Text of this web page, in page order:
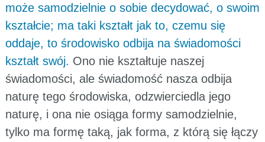
może samodzielnie o sobie decydować, o swoim
kształcie; ma taki kształt jak to, czemu się
oddaje, to środowisko odbija na świadomości
kształt swój. Ono nie kształtuje naszej
świadomości, ale świadomość nasza odbija
naturę tego środowiska, odzwierciedla jego
naturę, i ona nie osiąga formy samodzielnie,
tylko ma formę taką, jak forma, z którą się łączy